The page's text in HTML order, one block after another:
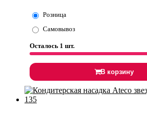
Розница
Самовывоз
Осталось 1 шт.
В корзину